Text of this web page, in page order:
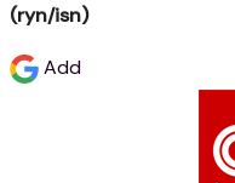
(ryn/isn)
Add